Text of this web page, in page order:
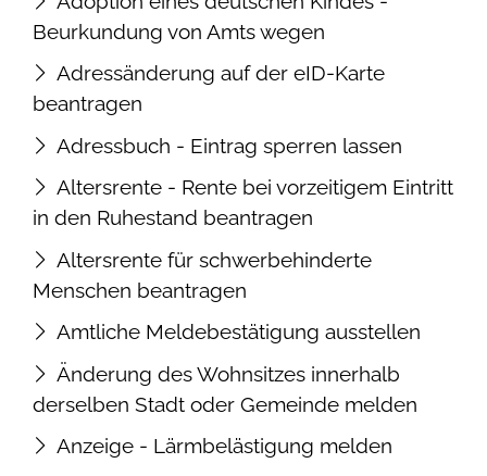
Beurkundung von Amts wegen
Adressänderung auf der eID-Karte
beantragen
Adressbuch - Eintrag sperren lassen
Altersrente - Rente bei vorzeitigem Eintritt
in den Ruhestand beantragen
Altersrente für schwerbehinderte
Menschen beantragen
Amtliche Meldebestätigung ausstellen
Änderung des Wohnsitzes innerhalb
derselben Stadt oder Gemeinde melden
Anzeige - Lärmbelästigung melden